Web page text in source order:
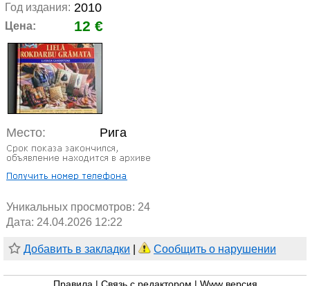
Год издания: 2010
Цена: 12 €
Место: Рига
Уникальных просмотров: 24
Дата: 24.04.2026 12:22
Добавить в закладки Сообщить о нарушении